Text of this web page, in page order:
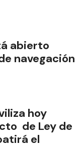
abierto
navegación
hoy
de Ley de
el